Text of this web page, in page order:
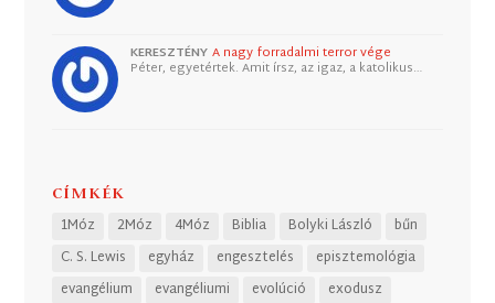
KERESZTÉNY A nagy forradalmi terror vége
Péter, egyetértek. Amit írsz, az igaz, a katolikus…
CÍMKÉK
1Móz 2Móz 4Móz Biblia Bolyki László
bűn
C. S. Lewis
egyház engesztelés
episztemológia
evangélium
evangéliumi evolúció
exodusz